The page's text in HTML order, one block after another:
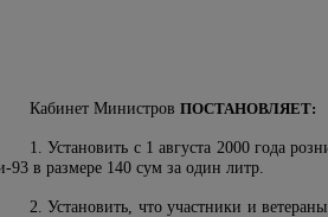
Кабинет Министров ПОСТАНОВЛЯЕТ:
1. Установить с 1 августа 2000 года
93 в размере 140 сум за один литр.
2. Установить, что участники и